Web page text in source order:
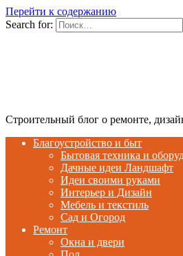
Перейти к содержанию
Search for:
Строительный блог о ремонте,
Благоустройство и быт
Бытовая техника и
Дачные идеи Ландшафт
Идеи своими руками
Интерьер и Дизайн
Мебель и текстиль
Сад и Огород
Ремонт
Окна и двери